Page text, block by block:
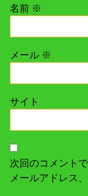
名前 ※
メール ※
サイト
次回のコメント
メールアドレス